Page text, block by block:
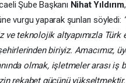
Şube Başkanı Nihat Yıldırım
vurgu yaparak şunları söyledi:
ve teknolojik altyapımızla Türk
biriyiz. Amacımız,
olmak, işletmeler arası iş
rekabet gücünü